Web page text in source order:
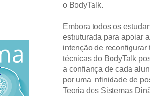
o BodyTalk.
Embora todos os
estruturada para apoiar
intenção de reconfigurar
técnicas do BodyTalk
a confiança de cada
por uma infinidade de
Teoria dos Sistemas